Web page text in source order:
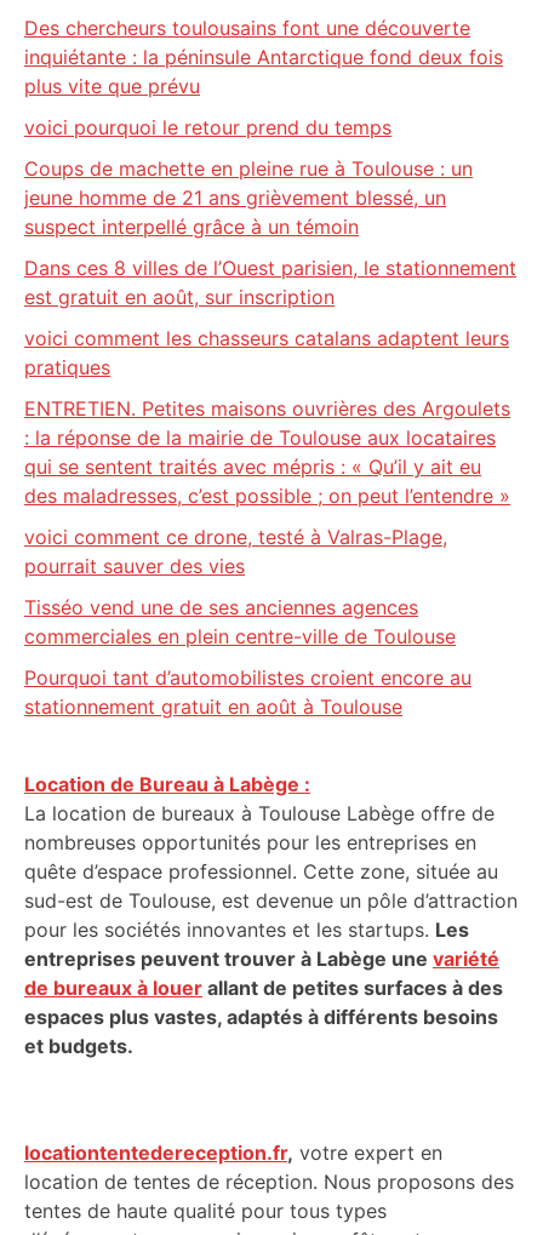
Des chercheurs toulousains font une découverte
inquiétante : la péninsule Antarctique fond deux fois
plus vite que prévu
voici pourquoi le retour prend du temps
Coups de machette en pleine rue à Toulouse : un
jeune homme de 21 ans grièvement blessé, un
suspect interpellé grâce à un témoin
Dans ces 8 villes de l’Ouest parisien, le stationnement
est gratuit en août, sur inscription
voici comment les chasseurs catalans adaptent leurs
pratiques
ENTRETIEN. Petites maisons ouvrières des Argoulets
: la réponse de la mairie de Toulouse aux locataires
qui se sentent traités avec mépris : « Qu’il y ait eu
des maladresses, c’est possible ; on peut l’entendre »
voici comment ce drone, testé à Valras-Plage,
pourrait sauver des vies
Tisséo vend une de ses anciennes agences
commerciales en plein centre-ville de Toulouse
Pourquoi tant d’automobilistes croient encore au
stationnement gratuit en août à Toulouse
Location de Bureau à Labège :
La location de bureaux à Toulouse Labège offre de
nombreuses opportunités pour les entreprises en
quête d’espace professionnel. Cette zone, située au
sud-est de Toulouse, est devenue un pôle d’attraction
pour les sociétés innovantes et les startups. Les
entreprises peuvent trouver à Labège une variété
de bureaux à louer allant de petites surfaces à des
espaces plus vastes, adaptés à différents besoins
et budgets.
locationtentedereception.fr, votre expert en
location de tentes de réception. Nous proposons des
tentes de haute qualité pour tous types